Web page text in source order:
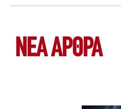
ΝΕΑ ΆΡΘΡΑ